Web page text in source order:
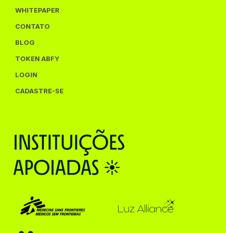
WHITEPAPER
CONTATO
BLOG
TOKEN ABFY
LOGIN
CADASTRE-SE